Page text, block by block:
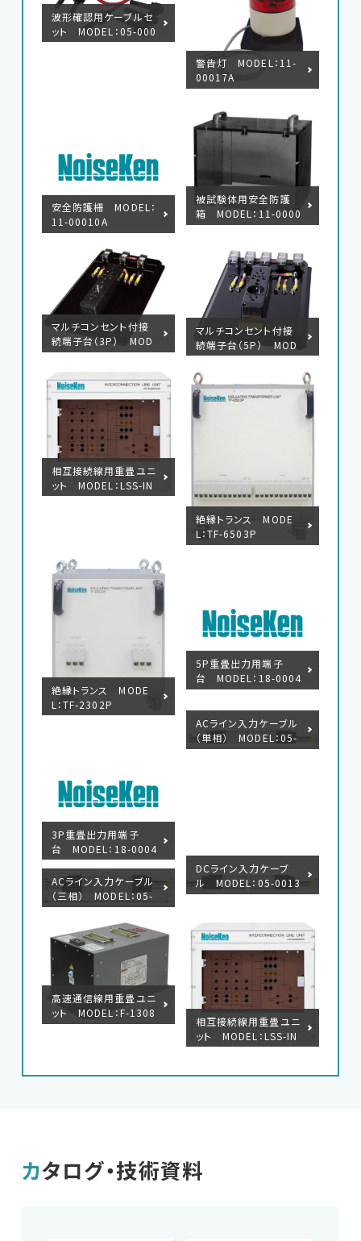
波形確認用ケーブルセ
ット MODEL：05-000
99A
警告灯 MODEL：11-
00017A
安全防護柵 MODEL：
11-00010A
被試験体用安全防護
箱 MODEL：11-0000
6A
マルチコンセント付接
続端子台（3P） MOD
EL：18-00048B
マルチコンセント付接
続端子台（5P） MOD
EL：18-00058B
相互接続線用重畳ユニ
ット MODEL：LSS-IN
J6401SIG
絶縁トランス MODE
L：TF-6503P
絶縁トランス MODE
L：TF-2302P
5P重畳出力用端子
台 MODEL：18-0004
4A
3P重畳出力用端子
台 MODEL：18-0004
7B
ACライン入力ケーブル
（単相） MODEL：05-
00134A
ACライン入力ケーブル
（三相） MODEL：05-
00135A
DCライン入力ケーブ
ル MODEL：05-0013
6A
高速通信線用重畳ユニ
ット MODEL：F-1308
14-1004
相互接続線用重畳ユニ
ット MODEL：LSS-IN
J6401SIG
カタログ・技術資料